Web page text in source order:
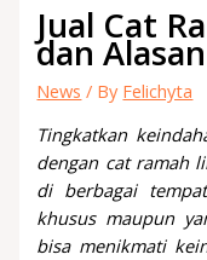
Jual Cat
dan
News / By Felichyta
Tingkatkan
dengan cat ramah
di berbagai
khusus maupun
bisa menikmati